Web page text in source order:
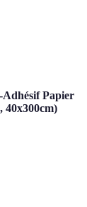
Papier
40x300cm)